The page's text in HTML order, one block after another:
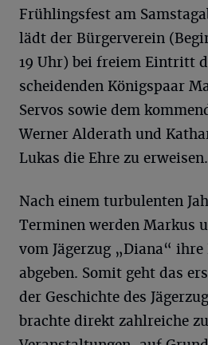
Frühlingsfest am
lädt der Bürgerverein
19 Uhr) bei freiem Eintritt
scheidenden Königspaar
Servos sowie dem
Werner Alderath und
Lukas die Ehre zu erweisen.
Nach einem turbulenten
Terminen werden Markus
vom Jägerzug „Diana“
abgeben. Somit geht das
der Geschichte des
brachte direkt zahlreiche